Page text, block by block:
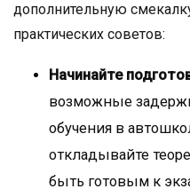
дополнительную
практических советов:
Начинайте
возможные
обучения в
откладывайте
быть готовым к